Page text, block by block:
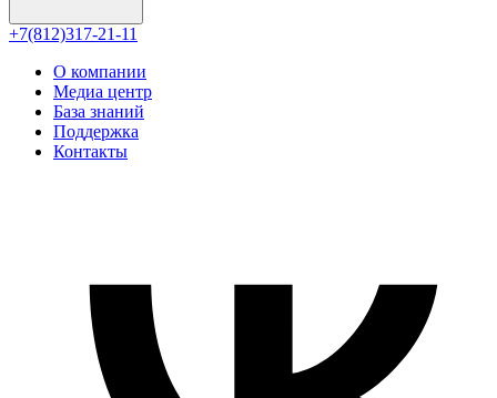
+7(812)317-21-11
О компании
Медиа центр
База знаний
Поддержка
Контакты